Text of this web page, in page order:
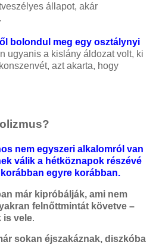
állapot, akár
bolondul meg egy osztálynyi
ugyanis a kislány áldozat volt, ki
azt akarta, hogy
nem egyszeri alkalomról van
válik a hétköznapok részévé
egyre korábban.
már kipróbálják, ami nem
felnőttmintát követve –
is vele.
sokan éjszakáznak, diszkóba